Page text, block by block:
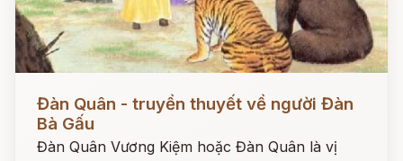
Đàn Quân - truyền thuyết về người Đàn
Bà Gấu
Đàn Quân Vương Kiệm hoặc Đàn Quân là vị